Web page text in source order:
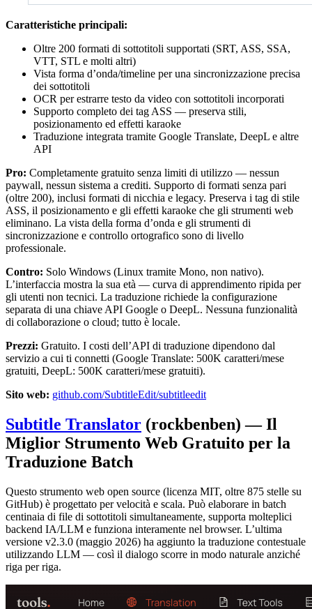
Caratteristiche principali:
Oltre 200 formati di sottotitoli supportati (SRT, ASS, SSA,
VTT, STL e molti altri)
Vista forma d’onda/timeline per una sincronizzazione precisa
dei sottotitoli
OCR per estrarre testo da video con sottotitoli incorporati
Supporto completo dei tag ASS — preserva stili,
posizionamento ed effetti karaoke
Traduzione integrata tramite Google Translate, DeepL e altre
API
Pro: Completamente gratuito senza limiti di utilizzo — nessun
paywall, nessun sistema a crediti. Supporto di formati senza pari
(oltre 200), inclusi formati di nicchia e legacy. Preserva i tag di stile
ASS, il posizionamento e gli effetti karaoke che gli strumenti web
eliminano. La vista della forma d’onda e gli strumenti di
sincronizzazione e controllo ortografico sono di livello
professionale.
Contro: Solo Windows (Linux tramite Mono, non nativo).
L’interfaccia mostra la sua età — curva di apprendimento ripida per
gli utenti non tecnici. La traduzione richiede la configurazione
separata di una chiave API Google o DeepL. Nessuna funzionalità
di collaborazione o cloud; tutto è locale.
Prezzi: Gratuito. I costi dell’API di traduzione dipendono dal
servizio a cui ti connetti (Google Translate: 500K caratteri/mese
gratuiti, DeepL: 500K caratteri/mese gratuiti).
Sito web: github.com/SubtitleEdit/subtitleedit
Subtitle Translator (rockbenben) — Il
Miglior Strumento Web Gratuito per la
Traduzione Batch
Questo strumento web open source (licenza MIT, oltre 875 stelle su
GitHub) è progettato per velocità e scala. Può elaborare in batch
centinaia di file di sottotitoli simultaneamente, supporta molteplici
backend IA/LLM e funziona interamente nel browser. L’ultima
versione v2.3.0 (maggio 2026) ha aggiunto la traduzione contestuale
utilizzando LLM — così il dialogo scorre in modo naturale anziché
riga per riga.